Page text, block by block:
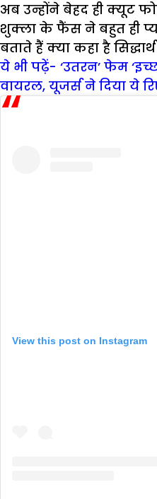
अब उन्होंने बेहद ही क्यूट
शुक्ला के फैंस ने बहुत ही
बताते हैं क्या कहा है
ये भी पढ़ें- ‘उतरन’ फेम
वायरल, यूजर्स ने दिया ये
View this post on Instagram